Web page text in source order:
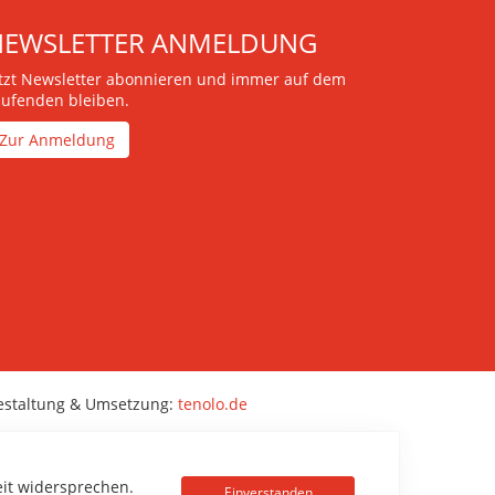
ANMELDUNG
Newsletter abonnieren und immer auf dem
bleiben.
Zur Anmeldung
& Umsetzung: tenolo.de
widersprechen.